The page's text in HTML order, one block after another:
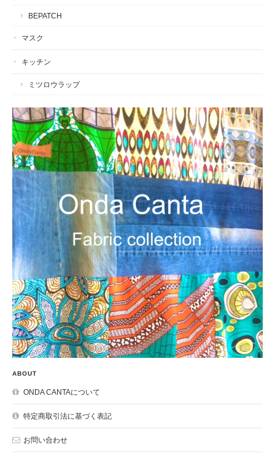
BEPATCH
マスク
キッチン
ミツロウラップ
ABOUT
ONDA CANTAについて
特定商取引法に基づく表記
お問い合わせ